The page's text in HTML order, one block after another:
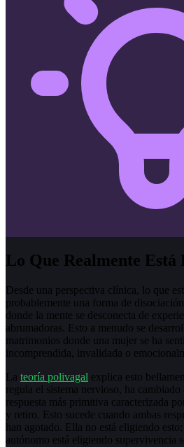
Lo Que Realmente Está
Desde una perspectiva clínica, lo que
probablemente una forma de
donde la mente se desconecta de
abrumadoras. Esto a menudo se
matrimonios donde una mujer se ha
incomprendida, invalidada o
La teoría polivagal explica esto
regula el sistema nervioso, ha
respuesta más primitiva caracterizada
y retiro. Esto sucede cuando ambas
han agotado. Ella no está eligiendo
autónomo está eligiendo supervivencia